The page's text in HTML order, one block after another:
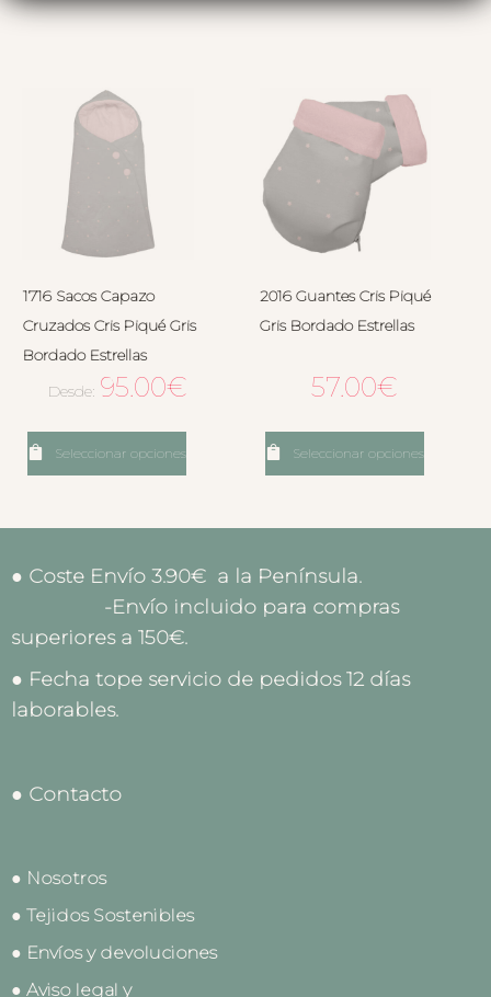
1716 Sacos Capazo
Cruzados Cris Piqué Gris
Bordado Estrellas
Desde: 95.00€
Seleccionar opciones
2016 Guantes Cris Piqué
Gris Bordado Estrellas
57.00€
Seleccionar opciones
● Coste Envío 3.90€ a la Península.
-Envío incluido para compras
superiores a 150€.
● Fecha tope servicio de pedidos 12 días
laborables.
● Contacto
● Nosotros
● Tejidos Sostenibles
● Envíos y devoluciones
● Aviso legal y